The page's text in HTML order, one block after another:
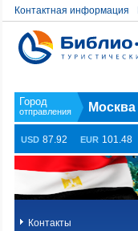
Контактная информация
Москва
USD 87.92 EUR 101.48
Контакты